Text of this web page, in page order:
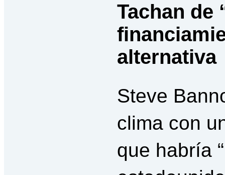
Tachan de
alternativa
Steve
clima con
que habría